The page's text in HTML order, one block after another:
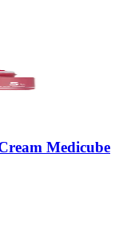
Medicube